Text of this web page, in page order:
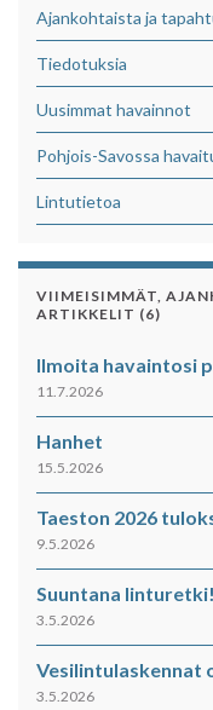
Ajankohtaista ja
Tiedotuksia
Uusimmat havainnot
Pohjois-Savossa
Lintutietoa
VIIMEISIMMÄT,
ARTIKKELIT (6)
Ilmoita havaintosi
11.7.2026
Hanhet
15.5.2026
Taeston 2026
9.5.2026
Suuntana linturetki!
3.5.2026
Vesilintulaskennat
3.5.2026